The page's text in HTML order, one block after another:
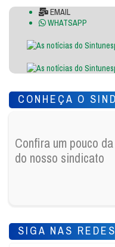
EMAIL
WHATSAPP
CONHEÇA O
Confira um pouco
do nosso sindicato
SIGA NAS REDES